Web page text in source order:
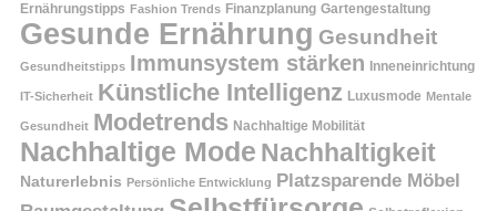
Ernährungstipps Fashion Trends Finanzplanung Gartengestaltung
Gesunde Ernährung Gesundheit
Gesundheitstipps Immunsystem stärken Inneneinrichtung
IT-Sicherheit Künstliche Intelligenz Luxusmode Mentale
Gesundheit Modetrends Nachhaltige Mobilität
Nachhaltige Mode Nachhaltigkeit
Naturerlebnis Persönliche Entwicklung Platzsparende Möbel